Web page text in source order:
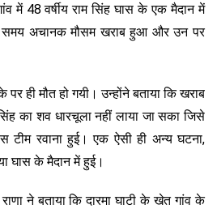
में 48 वर्षीय राम सिंह घास के एक मैदान में
समय अचानक मौसम खराब हुआ और उन पर
पर ही मौत हो गयी। उन्होंने बताया कि खराब
का शव धारचूला नहीं लाया जा सका जिसे
टीम रवाना हुई। एक ऐसी ही अन्य घटना,
घास के मैदान में हुई।
ने बताया कि दारमा घाटी के खेत गांव के